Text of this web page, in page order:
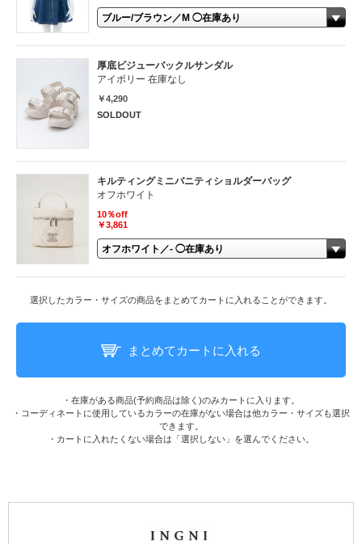
厚底ビジューバックルサンダル
アイボリー 在庫なし
￥4,290
SOLDOUT
キルティングミニバニティショルダーバッグ
オフホワイト
10％off
￥3,861
選択したカラー・サイズの商品をまとめてカートに入れることができます。
まとめてカートに入れる
・在庫がある商品(予約商品は除く)のみカートに入ります。
・コーディネートに使用しているカラーの在庫がない場合は他カラー・サイズも選択
できます。
・カートに入れたくない場合は「選択しない」を選んでください。